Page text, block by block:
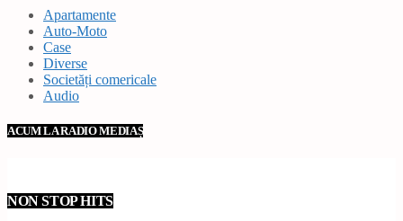
Apartamente
Auto-Moto
Case
Diverse
Societăți comericale
Audio
ACUM LA RADIO MEDIAȘ
NON STOP HITS